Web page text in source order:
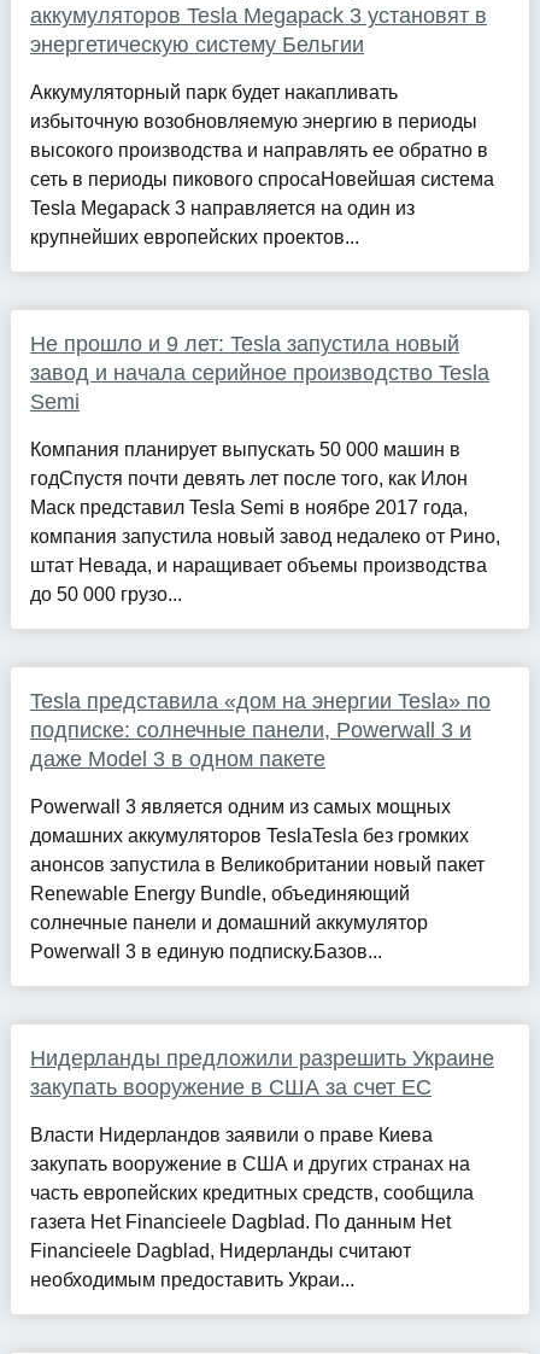
аккумуляторов Tesla Megapack 3 установят в
энергетическую систему Бельгии
Аккумуляторный парк будет накапливать
избыточную возобновляемую энергию в периоды
высокого производства и направлять ее обратно в
сеть в периоды пикового спросаНовейшая система
Tesla Megapack 3 направляется на один из
крупнейших европейских проектов...
Не прошло и 9 лет: Tesla запустила новый
завод и начала серийное производство Tesla
Semi
Компания планирует выпускать 50 000 машин в
годСпустя почти девять лет после того, как Илон
Маск представил Tesla Semi в ноябре 2017 года,
компания запустила новый завод недалеко от Рино,
штат Невада, и наращивает объемы производства
до 50 000 грузо...
Tesla представила «дом на энергии Tesla» по
подписке: солнечные панели, Powerwall 3 и
даже Model 3 в одном пакете
Powerwall 3 является одним из самых мощных
домашних аккумуляторов TeslaTesla без громких
анонсов запустила в Великобритании новый пакет
Renewable Energy Bundle, объединяющий
солнечные панели и домашний аккумулятор
Powerwall 3 в единую подписку.Базов...
Нидерланды предложили разрешить Украине
закупать вооружение в США за счет ЕС
Власти Нидерландов заявили о праве Киева
закупать вооружение в США и других странах на
часть европейских кредитных средств, сообщила
газета Het Financieele Dagblad. По данным Het
Financieele Dagblad, Нидерланды считают
необходимым предоставить Украи...